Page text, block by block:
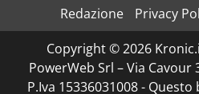
Redazione Privacy
Copyright © 2026
PowerWeb Srl – Via Cavour
P.Iva 15336031008 -